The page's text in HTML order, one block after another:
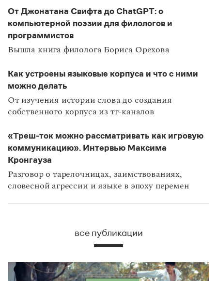
Издательство
Словари
Учебники и справочники
От Джонатана Свифта до ChatGPT: о
компьютерной поэзии для филологов и
программистов
Вышла книга филолога Бориса Орехова
Как устроены языковые корпуса и что с ними
можно делать
От изучения истории слова до создания
собственного корпуса из тг-каналов
«Треш-ток можно рассматривать как игровую
коммуникацию». Интервью Максима
Кронгауза
Разговор о тарелочницах, заимствованиях,
словесной агрессии и языке в эпоху перемен
все публикации